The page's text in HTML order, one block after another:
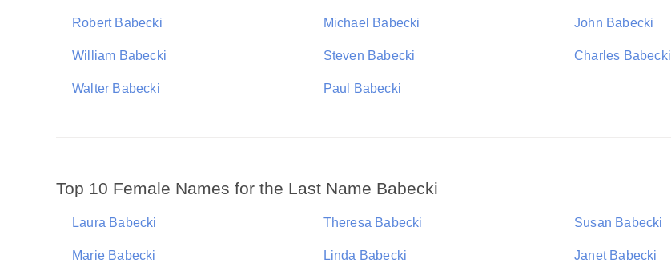
Robert Babecki Michael Babecki John Babecki
William Babecki Steven Babecki Charles Babecki
Walter Babecki Paul Babecki
Top 10 Female Names for the Last Name Babecki
Laura Babecki Theresa Babecki Susan Babecki
Marie Babecki Linda Babecki Janet Babecki